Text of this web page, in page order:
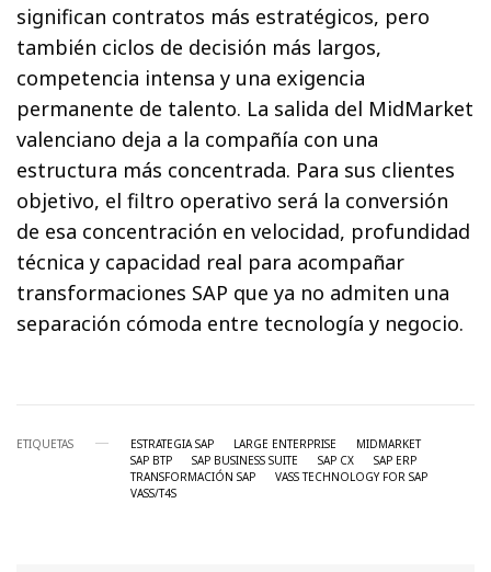
significan contratos más estratégicos, pero
también ciclos de decisión más largos,
competencia intensa y una exigencia
permanente de talento. La salida del MidMarket
valenciano deja a la compañía con una
estructura más concentrada. Para sus clientes
objetivo, el filtro operativo será la conversión
de esa concentración en velocidad, profundidad
técnica y capacidad real para acompañar
transformaciones SAP que ya no admiten una
separación cómoda entre tecnología y negocio.
ETIQUETAS ESTRATEGIA SAP LARGE ENTERPRISE
MIDMARKET
SAP BTP
SAP BUSINESS SUITE SAP CX
SAP ERP
TRANSFORMACIÓN SAP
VASS TECHNOLOGY FOR SAP
VASS/T4S